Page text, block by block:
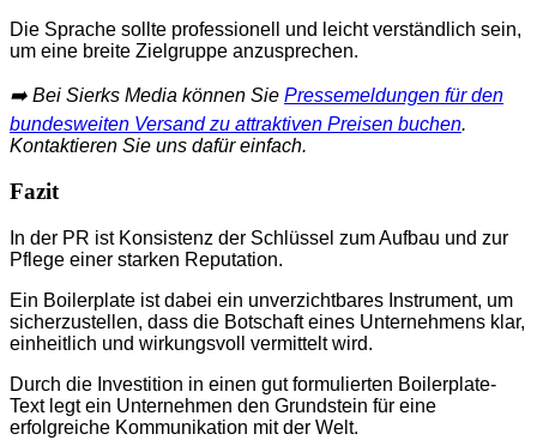
Die Sprache sollte professionell und leicht verständlich sein,
um eine breite Zielgruppe anzusprechen.
➡️ Bei Sierks Media können Sie Pressemeldungen für den
bundesweiten Versand zu attraktiven Preisen buchen.
Kontaktieren Sie uns dafür einfach.
Fazit
In der PR ist Konsistenz der Schlüssel zum Aufbau und zur
Pflege einer starken Reputation.
Ein Boilerplate ist dabei ein unverzichtbares Instrument, um
sicherzustellen, dass die Botschaft eines Unternehmens klar,
einheitlich und wirkungsvoll vermittelt wird.
Durch die Investition in einen gut formulierten Boilerplate-
Text legt ein Unternehmen den Grundstein für eine
erfolgreiche Kommunikation mit der Welt.